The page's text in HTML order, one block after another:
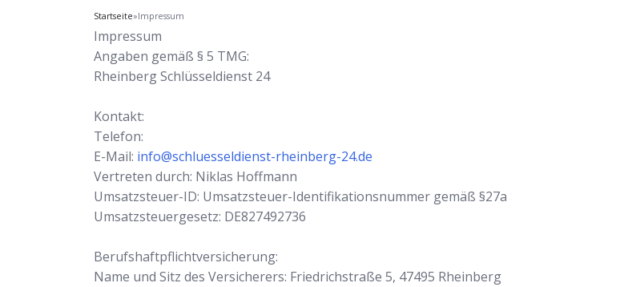
Startseite»Impressum
Impressum
Angaben gemäß § 5 TMG:
Rheinberg Schlüsseldienst 24
Kontakt:
Telefon:
E-Mail: info@schluesseldienst-rheinberg-24.de
Vertreten durch: Niklas Hoffmann
Umsatzsteuer-ID: Umsatzsteuer-Identifikationsnummer gemäß §27a
Umsatzsteuergesetz: DE827492736
Berufshaftpflichtversicherung:
Name und Sitz des Versicherers: Friedrichstraße 5, 47495 Rheinberg